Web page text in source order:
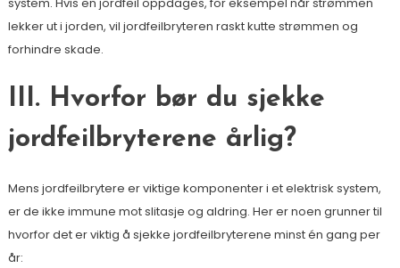
lekker ut i jorden, vil jordfeilbryteren raskt kutte strømmen og
forhindre skade.
III. Hvorfor bør du sjekke
jordfeilbryterene årlig?
Mens jordfeilbrytere er viktige komponenter i et elektrisk system,
er de ikke immune mot slitasje og aldring. Her er noen grunner til
hvorfor det er viktig å sjekke jordfeilbryterene minst én gang per
år: